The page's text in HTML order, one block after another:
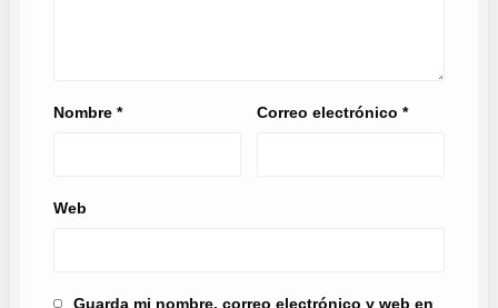
Nombre * Correo electrónico*
Web
Guarda mi nombre, correo electrónico y web en